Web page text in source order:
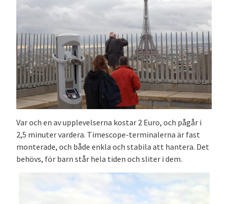
Var och en av upplevelserna kostar 2 Euro, och pågår i
2,5 minuter vardera. Timescope-terminalerna är fast
monterade, och både enkla och stabila att hantera. Det
behövs, för barn står hela tiden och sliter i dem.